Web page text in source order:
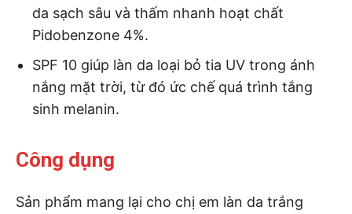
da sạch sâu và thấm nhanh hoạt chất
Pidobenzone 4%.
SPF 10 giúp làn da loại bỏ tia UV trong ánh
nắng mặt trời, từ đó ức chế quá trình tắng
sinh melanin.
Công dụng
Sản phẩm mang lại cho chị em làn da trắng